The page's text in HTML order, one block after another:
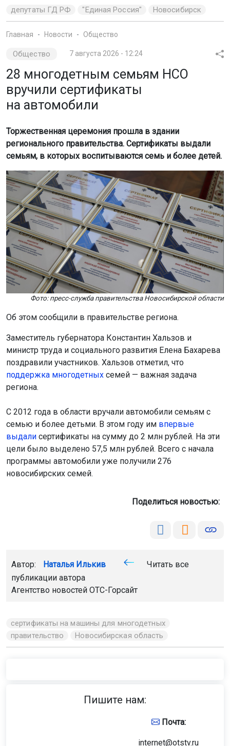
депутаты ГД РФ "Единая Россия" Новосибирск
Главная Новости Общество
Общество 7 августа 2026 - 12:24
28 многодетным семьям НСО
вручили сертификаты
на автомобили
Торжественная церемония прошла в здании
регионального правительства. Сертификаты выдали
семьям, в которых воспитываются семь и более детей.
Фото: пресс-служба правительства Новосибирской области
Об этом сообщили в правительстве региона.
Заместитель губернатора Константин Хальзов и
министр труда и социального развития Елена Бахарева
поздравили участников. Хальзов отметил, что
поддержка многодетных семей — важная задача
региона.
С 2012 года в области вручали автомобили семьям с
семью и более детьми. В этом году им впервые
выдали сертификаты на сумму до 2 млн рублей. На эти
цели было выделено 57,5 млн рублей. Всего с начала
программы автомобили уже получили 276
новосибирских семей.
Поделиться новостью:
Автор: Наталья Илькив
Читать все
публикации автора
Агентство новостей ОТС-Горсайт
сертификаты на машины для многодетных
правительство
Новосибирская область
Пишите нам:
Почта:
internet@otstv.ru